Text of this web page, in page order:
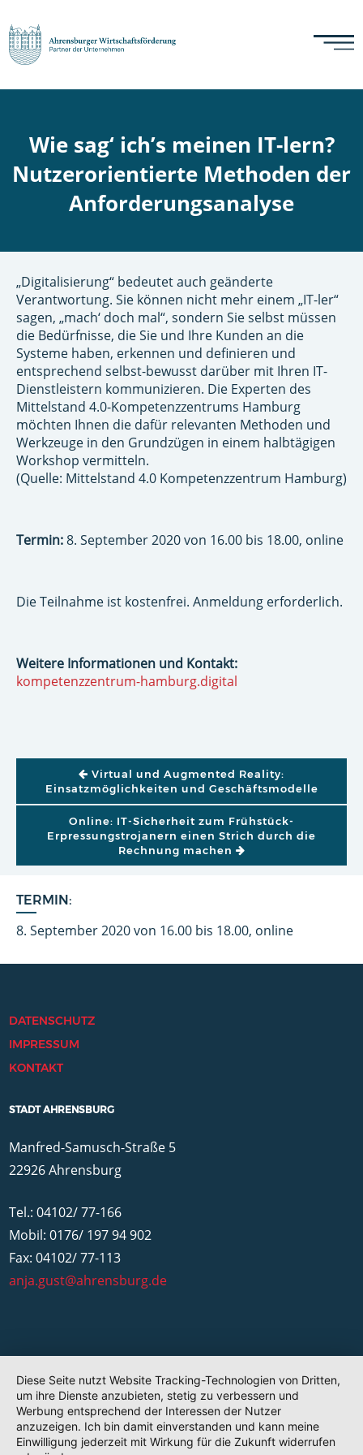
Wie sag‘ ich’s meinen IT-lern?
Nutzerorientierte Methoden der
Anforderungsanalyse
TERMIN:
8. September 2020 von 16.00 bis 18.00, online
„Digitalisierung“ bedeutet auch geänderte
Verantwortung. Sie können nicht mehr einem „IT-ler“
sagen, „mach‘ doch mal“, sondern Sie selbst müssen
die Bedürfnisse, die Sie und Ihre Kunden an die
Systeme haben, erkennen und definieren und
entsprechend selbst-bewusst darüber mit Ihren IT-
Dienstleistern kommunizieren. Die Experten des
Mittelstand 4.0-Kompetenzzentrums Hamburg
möchten Ihnen die dafür relevanten Methoden und
Werkzeuge in den Grundzügen in einem halbtägigen
Workshop vermitteln.
(Quelle: Mittelstand 4.0 Kompetenzzentrum Hamburg)
Termin:8. September 2020 von 16.00 bis 18.00, online
Die Teilnahme ist kostenfrei. Anmeldung erforderlich.
Weitere Informationen und Kontakt:
kompetenzzentrum-hamburg.digital
BEITRAGSNAVIGATION
Virtual und Augmented Reality:
Einsatzmöglichkeiten und Geschäftsmodelle
Online: IT-Sicherheit zum Frühstück-
Erpressungstrojanern einen Strich durch die
Rechnung machen
DATENSCHUTZ
IMPRESSUM
KONTAKT
STADT AHRENSBURG
Manfred-Samusch-Straße 5
22926 Ahrensburg
Tel.: 04102/ 77-166
Mobil: 0176/ 197 94 902
Fax: 04102/ 77-113
anja.gust@ahrensburg.de
Diese Seite nutzt Website Tracking-Technologien von Dritten,
um ihre Dienste anzubieten, stetig zu verbessern und
Werbung entsprechend der Interessen der Nutzer
anzuzeigen. Ich bin damit einverstanden und kann meine
Einwilligung jederzeit mit Wirkung für die Zukunft widerrufen